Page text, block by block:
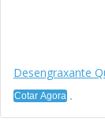
Desengraxante
Cotar Agora